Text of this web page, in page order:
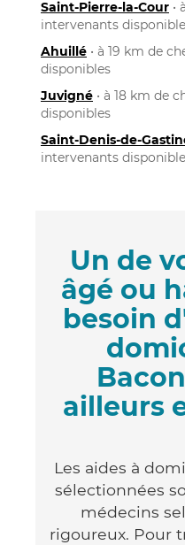
Saint-Pierre-la-Cour •
intervenants
Ahuillé • à 19 km de
disponibles
Juvigné • à 18 km de
disponibles
Saint-Denis-de-
intervenants
Un de
âgé ou
besoin
ailleurs
Les aides à
sélectionnées
médecins
rigoureux. Pour